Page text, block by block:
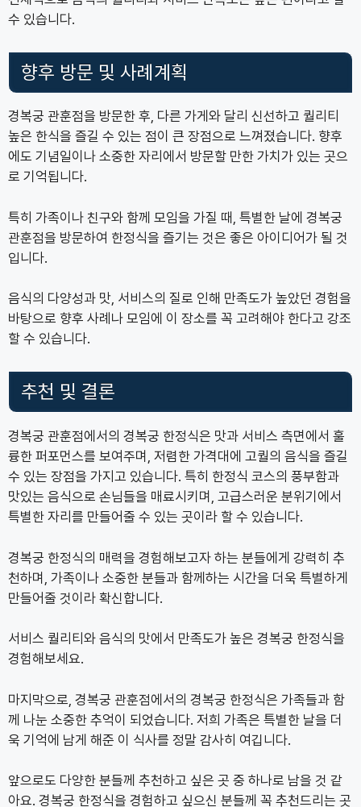
수 있습니다.
향후 방문 및 사례계획
경복궁 관훈점을 방문한 후, 다른 가게와 달리 신선하고 퀄리티
높은 한식을 즐길 수 있는 점이 큰 장점으로 느껴졌습니다. 향후
에도 기념일이나 소중한 자리에서 방문할 만한 가치가 있는 곳으
로 기억됩니다.
특히 가족이나 친구와 함께 모임을 가질 때, 특별한 날에 경복궁
관훈점을 방문하여 한정식을 즐기는 것은 좋은 아이디어가 될 것
입니다.
음식의 다양성과 맛, 서비스의 질로 인해 만족도가 높았던 경험을
바탕으로 향후 사례나 모임에 이 장소를 꼭 고려해야 한다고 강조
할 수 있습니다.
추천 및 결론
경복궁 관훈점에서의 경복궁 한정식은 맛과 서비스 측면에서 훌
륭한 퍼포먼스를 보여주며, 저렴한 가격대에 고퀄의 음식을 즐길
수 있는 장점을 가지고 있습니다. 특히 한정식 코스의 풍부함과
맛있는 음식으로 손님들을 매료시키며, 고급스러운 분위기에서
특별한 자리를 만들어줄 수 있는 곳이라 할 수 있습니다.
경복궁 한정식의 매력을 경험해보고자 하는 분들에게 강력히 추
천하며, 가족이나 소중한 분들과 함께하는 시간을 더욱 특별하게
만들어줄 것이라 확신합니다.
서비스 퀄리티와 음식의 맛에서 만족도가 높은 경복궁 한정식을
경험해보세요.
마지막으로, 경복궁 관훈점에서의 경복궁 한정식은 가족들과 함
께 나눈 소중한 추억이 되었습니다. 저희 가족은 특별한 날을 더
욱 기억에 남게 해준 이 식사를 정말 감사히 여깁니다.
앞으로도 다양한 분들께 추천하고 싶은 곳 중 하나로 남을 것 같
아요. 경복궁 한정식을 경험하고 싶으신 분들께 꼭 추천드리는 곳